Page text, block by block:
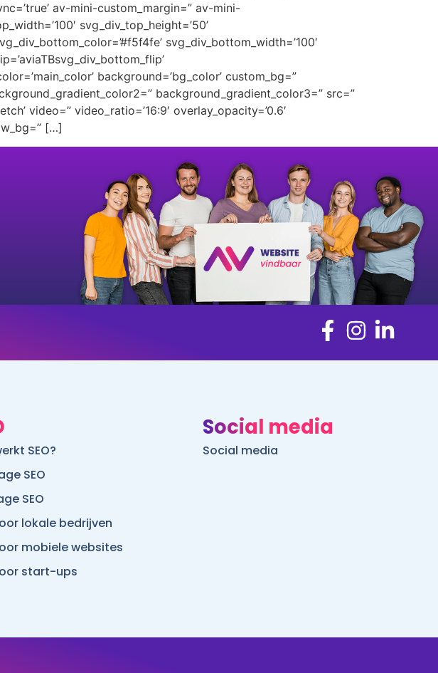
av-mini-custom_margin=” av-mini-
svg_div_top_height=’50’
svg_div_bottom_width=’100′
background=’bg_color’ custom_bg=”
background_gradient_color3=” src=”
video=” video_ratio=’16:9′ overlay_opacity=’0.6′
[…]
SEO?
SEO
SEO
lokale bedrijven
mobiele websites
start-ups
Social media
Social media